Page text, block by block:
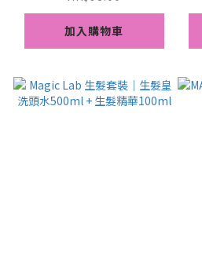
加入購物車